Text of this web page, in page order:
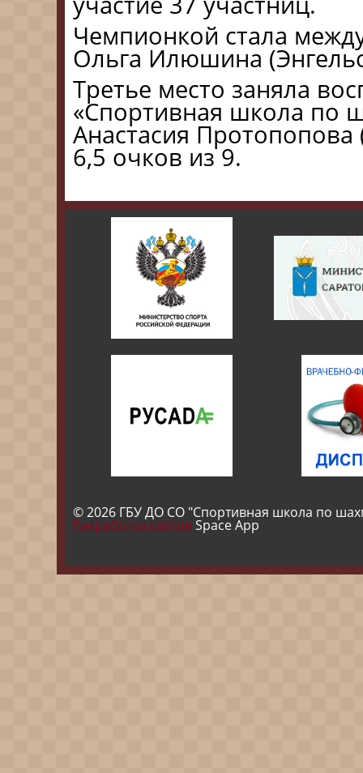
Чемпионкой стала
Ольга Илюшина
Третье место заняла
«Спортивная школа по
Анастасия
6,5 очков из 9.
© 2026 ГБУ ДО СО "Спортивная школа по
Разработка сайтовSpace App